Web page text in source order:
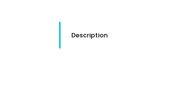
Description